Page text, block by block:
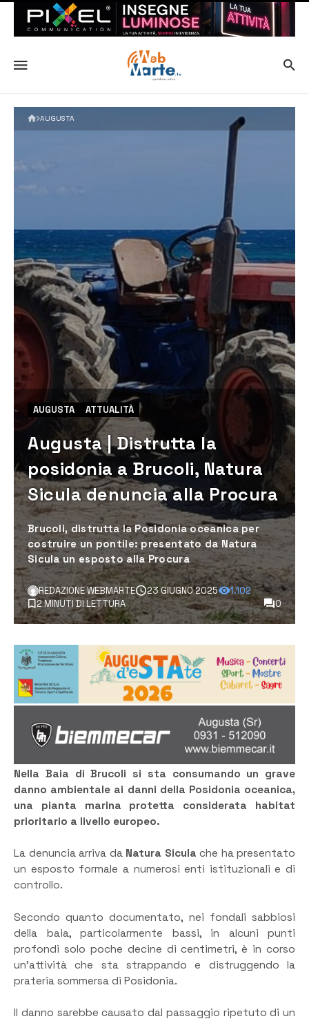
AUGUSTA
AUGUSTA ATTUALITÀ
Augusta | Distrutta la
posidonia a Brucoli, Natura
Sicula denuncia alla Procura
Brucoli, distrutta la Posidonia oceanica per
costruire un pontile: presentato da Natura
Sicula un esposto alla Procura
REDAZIONE WEBMARTE 23 GIUGNO 2025
1.102
2 MINUTI DI LETTURA
0
Nella Baia di Brucoli si sta consumando un grave
danno ambientale ai danni della Posidonia oceanica,
una pianta marina protetta considerata habitat
prioritario a livello europeo.
La denuncia arriva da Natura Sicula che ha presentato
un esposto formale a numerosi enti istituzionali e di
controllo.
Secondo quanto documentato, nei fondali sabbiosi
della baia, particolarmente bassi, in alcuni punti
profondi solo poche decine di centimetri, è in corso
un’attività che sta strappando e distruggendo la
prateria sommersa di Posidonia.
Il danno sarebbe causato dal passaggio ripetuto di un